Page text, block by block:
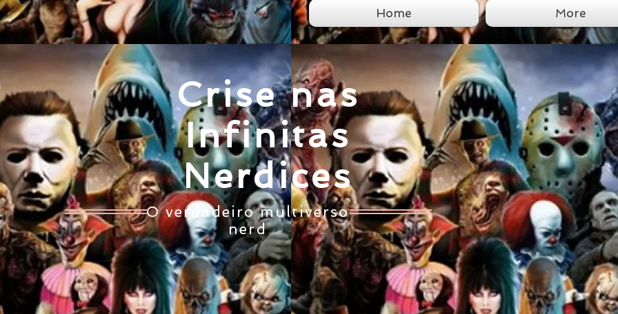
Home More
Crise nas
Infinitas
Nerdices
O verdadeiro multiverso
nerd